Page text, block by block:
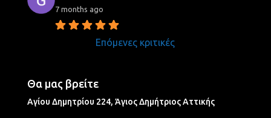
7 months ago
Επόμενες κριτικές
Θα μας βρείτε
Αγίου Δημητρίου 224, Άγιος Δημήτριος Aττικής